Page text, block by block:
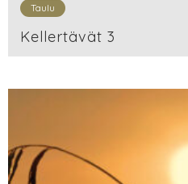
Taulu
Kellertävät 3